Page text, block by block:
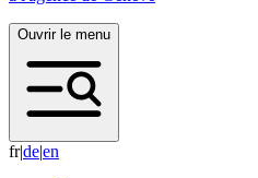
Ouvrir le menu
fr|de|en